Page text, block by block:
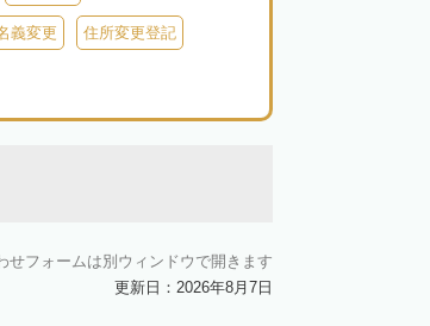
空知郡上砂川町
長沼町 夕張郡栗山町
中川郡豊頃町
義変更 住所変更登記
せフォームは別ウィンドウで開きます
更新日：2026年8月7日